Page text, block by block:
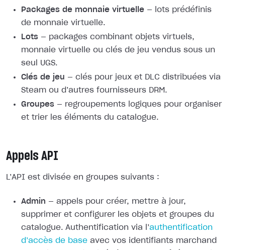
Packages de monnaie virtuelle — lots prédéfinis
de monnaie virtuelle.
Lots — packages combinant objets virtuels,
monnaie virtuelle ou clés de jeu vendus sous un
seul UGS.
Clés de jeu — clés pour jeux et DLC distribuées via
Steam ou d’autres fournisseurs DRM.
Groupes — regroupements logiques pour organiser
et trier les éléments du catalogue.
Appels API
L’API est divisée en groupes suivants :
Admin — appels pour créer, mettre à jour,
supprimer et configurer les objets et groupes du
catalogue. Authentification via l’authentification
d’accès de base avec vos identifiants marchand